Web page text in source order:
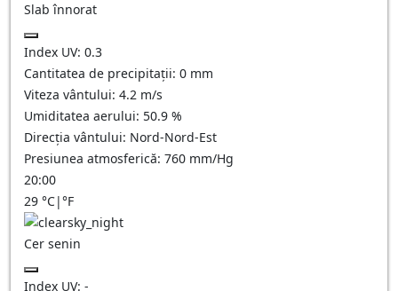
Slab înnorat
Index UV: 0.3
Cantitatea de precipitații: 0 mm
Viteza vântului: 4.2 m/s
Umiditatea aerului: 50.9 %
Direcția vântului: Nord-Nord-Est
Presiunea atmosferică: 760 mm/Hg
20:00
29 °C|°F
Cer senin
Index UV: -